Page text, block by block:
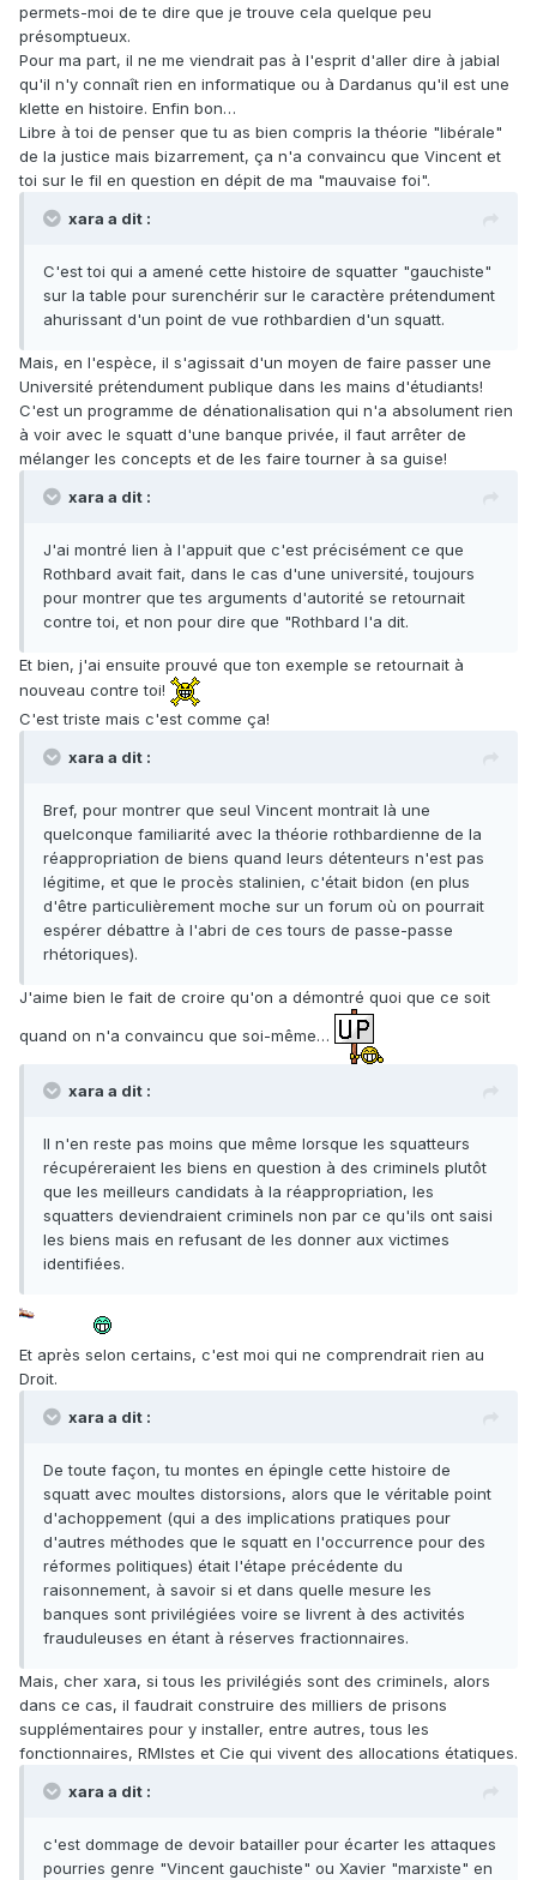
permets-moi de te dire que je trouve cela quelque peu
présomptueux.
Pour ma part, il ne me viendrait pas à l'esprit d'aller dire à jabial
qu'il n'y connaît rien en informatique ou à Dardanus qu'il est une
klette en histoire. Enfin bon…
Libre à toi de penser que tu as bien compris la théorie "libérale"
de la justice mais bizarrement, ça n'a convaincu que Vincent et
toi sur le fil en question en dépit de ma "mauvaise foi".
xara a dit :
C'est toi qui a amené cette histoire de squatter "gauchiste"
sur la table pour surenchérir sur le caractère prétendument
ahurissant d'un point de vue rothbardien d'un squatt.
Mais, en l'espèce, il s'agissait d'un moyen de faire passer une
Université prétendument publique dans les mains d'étudiants!
C'est un programme de dénationalisation qui n'a absolument rien
à voir avec le squatt d'une banque privée, il faut arrêter de
mélanger les concepts et de les faire tourner à sa guise!
xara a dit :
J'ai montré lien à l'appuit que c'est précisément ce que
Rothbard avait fait, dans le cas d'une université, toujours
pour montrer que tes arguments d'autorité se retournait
contre toi, et non pour dire que "Rothbard l'a dit.
Et bien, j'ai ensuite prouvé que ton exemple se retournait à
nouveau contre toi!
C'est triste mais c'est comme ça!
xara a dit :
Bref, pour montrer que seul Vincent montrait là une
quelconque familiarité avec la théorie rothbardienne de la
réappropriation de biens quand leurs détenteurs n'est pas
légitime, et que le procès stalinien, c'était bidon (en plus
d'être particulièrement moche sur un forum où on pourrait
espérer débattre à l'abri de ces tours de passe-passe
rhétoriques).
J'aime bien le fait de croire qu'on a démontré quoi que ce soit
quand on n'a convaincu que soi-même…
xara a dit :
Il n'en reste pas moins que même lorsque les squatteurs
récupéreraient les biens en question à des criminels plutôt
que les meilleurs candidats à la réappropriation, les
squatters deviendraient criminels non par ce qu'ils ont saisi
les biens mais en refusant de les donner aux victimes
identifiées.
Et après selon certains, c'est moi qui ne comprendrait rien au
Droit.
xara a dit :
De toute façon, tu montes en épingle cette histoire de
squatt avec moultes distorsions, alors que le véritable point
d'achoppement (qui a des implications pratiques pour
d'autres méthodes que le squatt en l'occurrence pour des
réformes politiques) était l'étape précédente du
raisonnement, à savoir si et dans quelle mesure les
banques sont privilégiées voire se livrent à des activités
frauduleuses en étant à réserves fractionnaires.
Mais, cher xara, si tous les privilégiés sont des criminels, alors
dans ce cas, il faudrait construire des milliers de prisons
supplémentaires pour y installer, entre autres, tous les
fonctionnaires, RMIstes et Cie qui vivent des allocations étatiques.
xara a dit :
c'est dommage de devoir batailler pour écarter les attaques
pourries genre "Vincent gauchiste" ou Xavier "marxiste" en